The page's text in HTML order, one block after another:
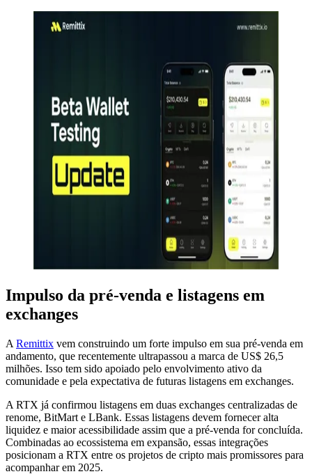
Impulso da pré-venda e listagens em
exchanges
A Remittix vem construindo um forte impulso em sua pré-venda em
andamento, que recentemente ultrapassou a marca de US$ 26,5
milhões. Isso tem sido apoiado pelo envolvimento ativo da
comunidade e pela expectativa de futuras listagens em exchanges.
A RTX já confirmou listagens em duas exchanges centralizadas de
renome, BitMart e LBank. Essas listagens devem fornecer alta
liquidez e maior acessibilidade assim que a pré-venda for concluída.
Combinadas ao ecossistema em expansão, essas integrações
posicionam a RTX entre os projetos de cripto mais promissores para
acompanhar em 2025.